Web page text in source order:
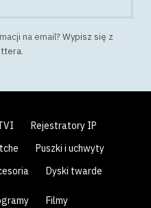
na email?Wypisz się z
.
Rejestratory IP
Puszki i uchwyty
Dyski twarde
Filmy